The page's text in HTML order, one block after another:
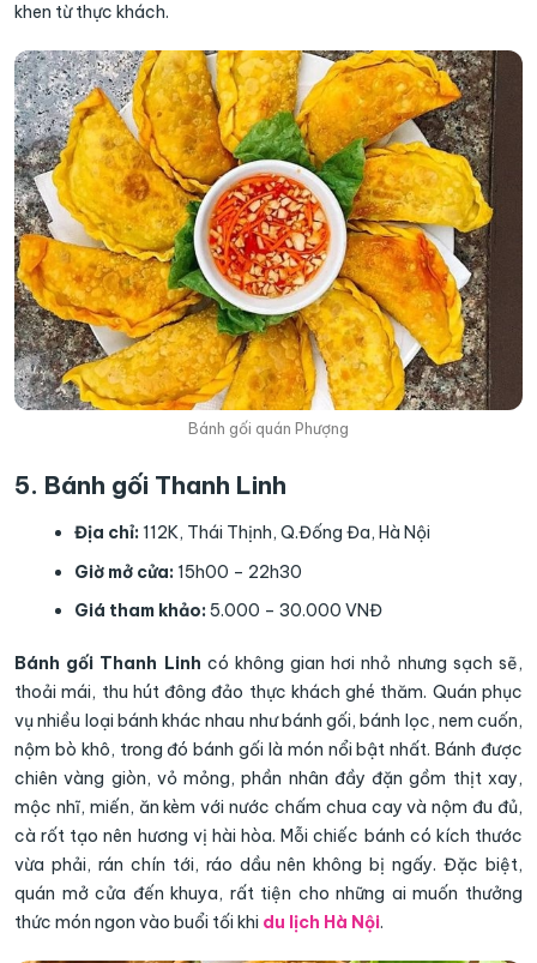
khen từ thực khách.
Bánh gối quán Phượng
5. Bánh gối Thanh Linh
Địa chỉ: 112K, Thái Thịnh, Q.Đống Đa, Hà Nội
Giờ mở cửa: 15h00 – 22h30
Giá tham khảo: 5.000 – 30.000 VNĐ
Bánh gối Thanh Linh có không gian hơi nhỏ nhưng sạch sẽ,
thoải mái, thu hút đông đảo thực khách ghé thăm. Quán phục
vụ nhiều loại bánh khác nhau như bánh gối, bánh lọc, nem cuốn,
nộm bò khô, trong đó bánh gối là món nổi bật nhất. Bánh được
chiên vàng giòn, vỏ mỏng, phần nhân đầy đặn gồm thịt xay,
mộc nhĩ, miến, ăn kèm với nước chấm chua cay và nộm đu đủ,
cà rốt tạo nên hương vị hài hòa. Mỗi chiếc bánh có kích thước
vừa phải, rán chín tới, ráo dầu nên không bị ngấy. Đặc biệt,
quán mở cửa đến khuya, rất tiện cho những ai muốn thưởng
thức món ngon vào buổi tối khi du lịch Hà Nội.